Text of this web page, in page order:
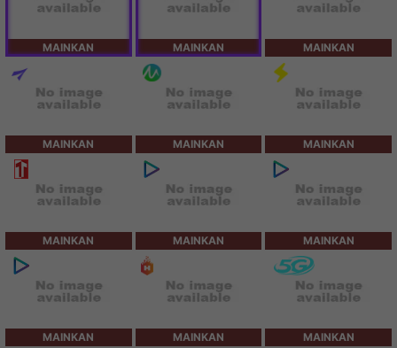
MAINKAN MAINKAN MAINKAN
MAINKAN MAINKAN MAINKAN
MAINKAN MAINKAN MAINKAN
MAINKAN MAINKAN MAINKAN